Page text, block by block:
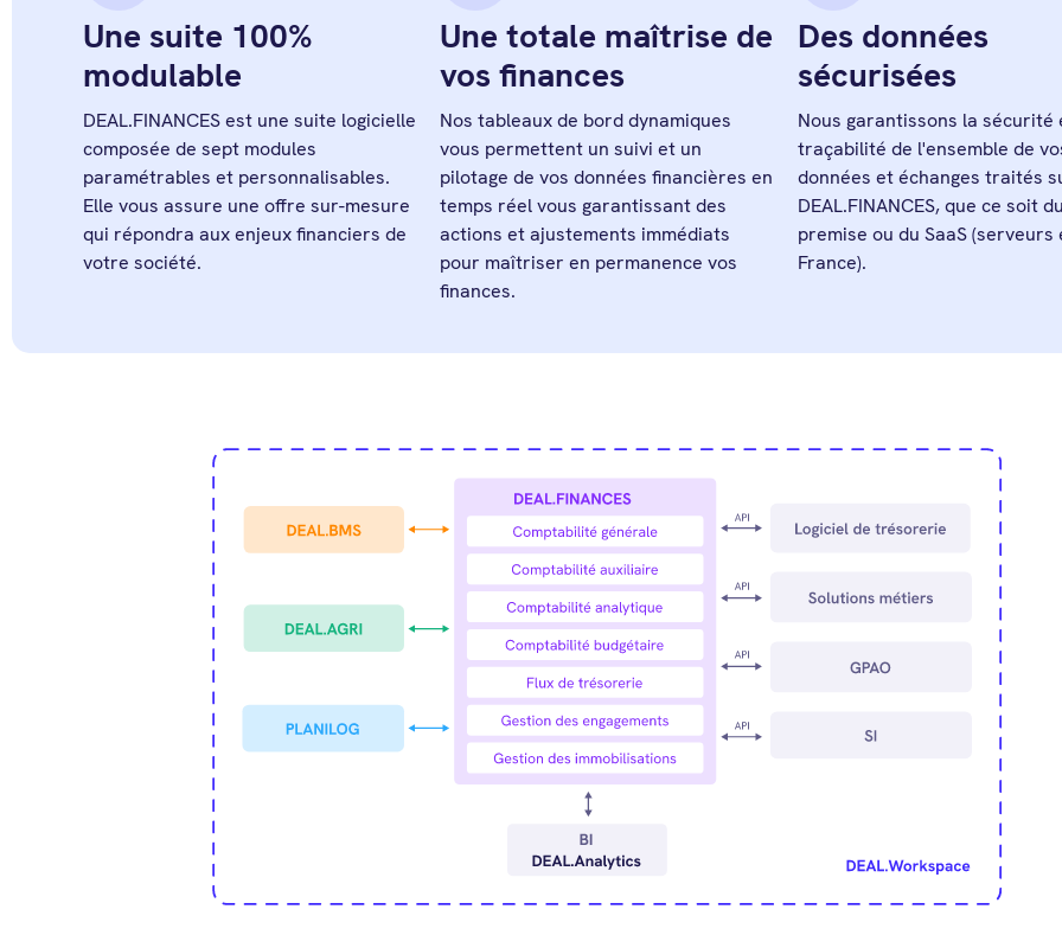
Une suite 100%
modulable
DEAL.FINANCES est une suite logicielle
composée de sept modules
paramétrables et personnalisables.
Elle vous assure une offre sur-mesure
qui répondra aux enjeux financiers de
votre société.
Une totale maîtrise de
vos finances
Nos tableaux de bord dynamiques
vous permettent un suivi et un
pilotage de vos données financières en
temps réel vous garantissant des
actions et ajustements immédiats
pour maîtriser en permanence vos
finances.
Des données
sécurisées
Nous garantissons la sécurité
traçabilité de l'ensemble de
données et échanges traités
DEAL.FINANCES, que ce soit
premise ou du SaaS (serveurs
France).